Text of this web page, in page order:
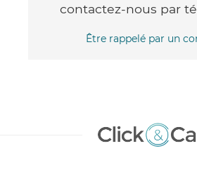
contactez-nous par
Être rappelé par un